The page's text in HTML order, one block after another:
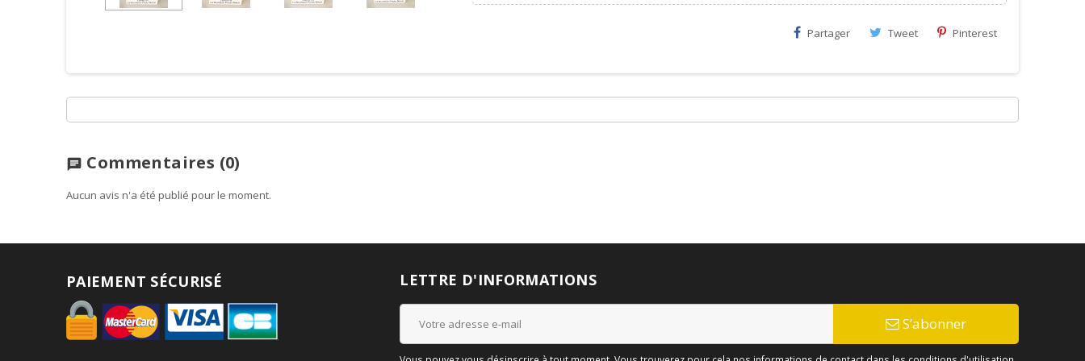
Partager Tweet Pinterest
chat Commentaires (0)
Aucun avis n'a été publié pour le moment.
PAIEMENT SÉCURISÉ LETTRE D'INFORMATIONS
S’abonner